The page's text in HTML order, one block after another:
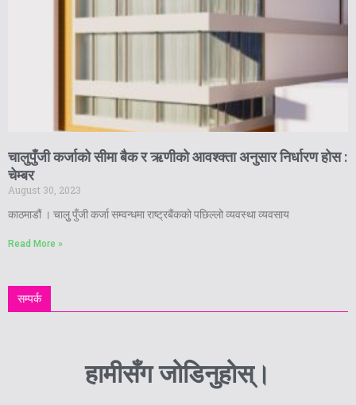
चालुपुँजी कर्जाको सीमा बैक र ऋणीको आवश्क्ता अनुसार निर्धारण होस :
चेम्बर
August 30, 2023
काठमाडौं । चालुु पुँजी कर्जा सम्वन्धमा राष्ट्रबैंकको पछिल्लो व्यवस्था व्यवसाय
Read More »
सम्पर्क
हामीसँग जोडिनुहोस्।